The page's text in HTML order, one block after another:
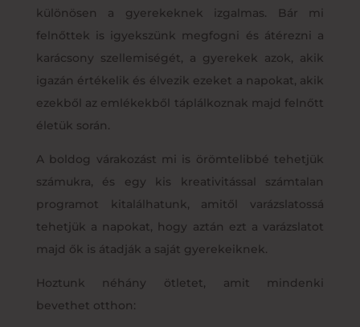
különösen a gyerekeknek izgalmas. Bár mi
felnőttek is igyekszünk megfogni és átérezni a
karácsony szellemiségét, a gyerekek azok, akik
igazán értékelik és élvezik ezeket a napokat, akik
ezekből az emlékekből táplálkoznak majd felnőtt
életük során.
A boldog várakozást mi is örömtelibbé tehetjük
számukra, és egy kis kreativitással számtalan
programot kitalálhatunk, amitől varázslatossá
tehetjük a napokat, hogy aztán ezt a varázslatot
majd ők is átadják a saját gyerekeiknek.
Hoztunk néhány ötletet, amit mindenki
bevethet otthon: